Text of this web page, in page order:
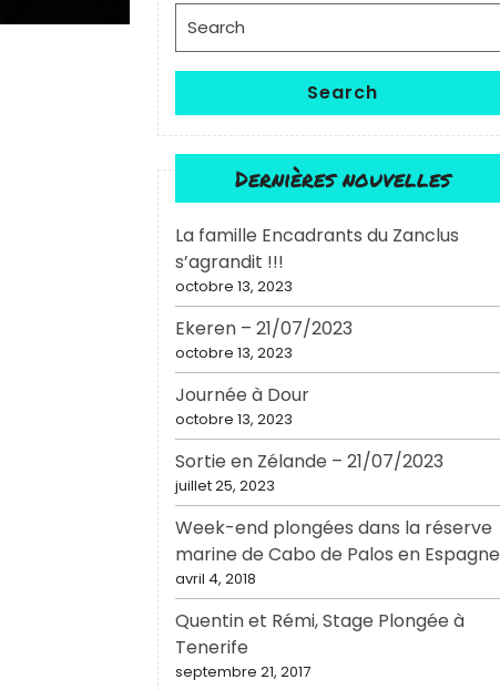
Search
for:
Search
Dernières nouvelles
La famille Encadrants du Zanclus
s’agrandit !!!
octobre 13, 2023
Ekeren – 21/07/2023
octobre 13, 2023
Journée à Dour
octobre 13, 2023
Sortie en Zélande – 21/07/2023
juillet 25, 2023
Week-end plongées dans la réserve
marine de Cabo de Palos en Espagne
avril 4, 2018
Quentin et Rémi, Stage Plongée à
Tenerife
septembre 21, 2017